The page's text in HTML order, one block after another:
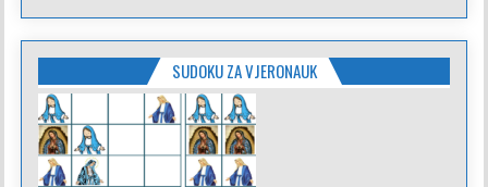
SUDOKU ZA VJERONAUK